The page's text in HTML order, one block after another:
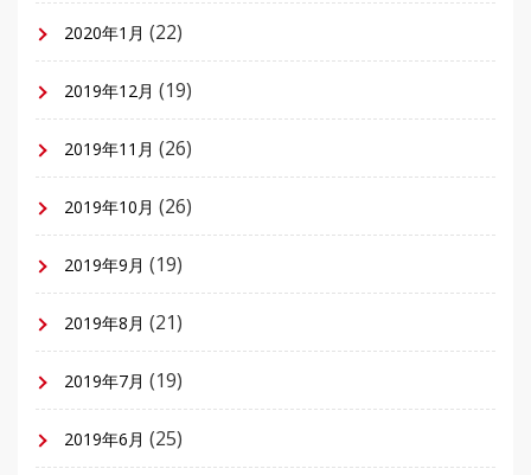
2020年1月 (22)
2019年12月 (19)
2019年11月 (26)
2019年10月 (26)
2019年9月 (19)
2019年8月 (21)
2019年7月 (19)
2019年6月 (25)